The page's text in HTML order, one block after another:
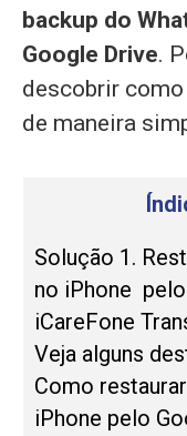
backup do
Google Drive.
descobrir
de maneira
Solução 1.
no iPhone
iCareFone
Veja alguns
Como
iPhone pelo